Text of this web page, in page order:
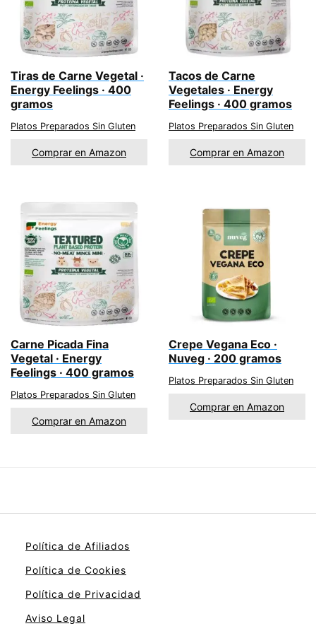
Tiras de Carne Vegetal ·
Energy Feelings · 400
gramos
Platos Preparados Sin Gluten
Comprar en Amazon
Tacos de Carne
Vegetales · Energy
Feelings · 400 gramos
Platos Preparados Sin Gluten
Comprar en Amazon
Carne Picada Fina
Vegetal · Energy
Feelings · 400 gramos
Platos Preparados Sin Gluten
Comprar en Amazon
Crepe Vegana Eco ·
Nuveg · 200 gramos
Platos Preparados Sin Gluten
Comprar en Amazon
Política de Afiliados
Política de Cookies
Política de Privacidad
Aviso Legal